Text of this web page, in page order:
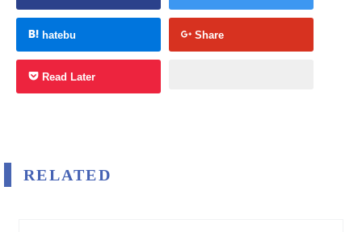
hatebu Share
Read Later
RELATED